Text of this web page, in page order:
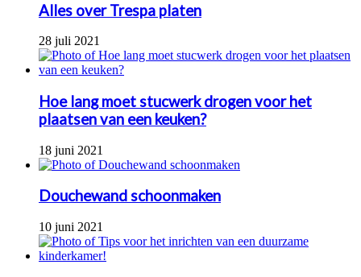
Alles over Trespa platen
28 juli 2021
Hoe lang moet stucwerk drogen voor het
plaatsen van een keuken?
18 juni 2021
Douchewand schoonmaken
10 juni 2021